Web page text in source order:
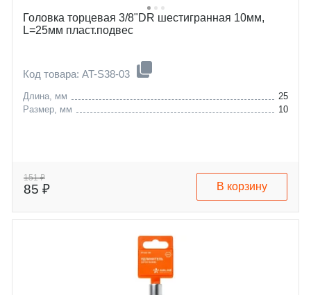
Головка торцевая 3/8"DR шестигранная 10мм,
L=25мм пласт.подвес
Код товара: AT-S38-03
Длина, мм
25
Размер, мм
10
151 ₽
85 ₽ В корзину